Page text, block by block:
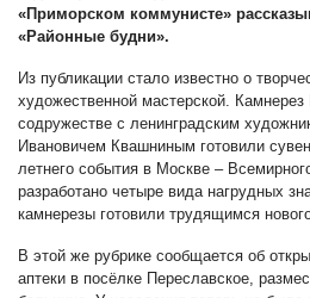
«Приморском коммунисте»
«Районные будни».
Из публикации стало известно о
художественной мастерской.
содружестве с ленинградским
Ивановичем Квашниным готовили
летнего события в Москве –
разработано четыре вида нагрудных
камнерезы готовили трудящимся
В этой же рубрике сообщается об
аптеки в посёлке Переславское,